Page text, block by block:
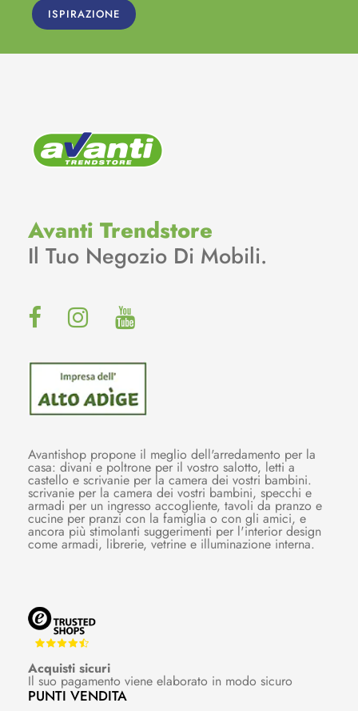
ISPIRAZIONE
Avanti Trendstore
Il Tuo Negozio Di Mobili.
Avantishop propone il meglio dell'arredamento per la
casa: divani e poltrone per il vostro salotto, letti a
castello e scrivanie per la camera dei vostri bambini.
scrivanie per la camera dei vostri bambini, specchi e
armadi per un ingresso accogliente, tavoli da pranzo e
cucine per pranzi con la famiglia o con gli amici, e
ancora più stimolanti suggerimenti per l'interior design
come armadi, librerie, vetrine e illuminazione interna.
Acquisti sicuri
Il suo pagamento viene elaborato in modo sicuro
PUNTI VENDITA